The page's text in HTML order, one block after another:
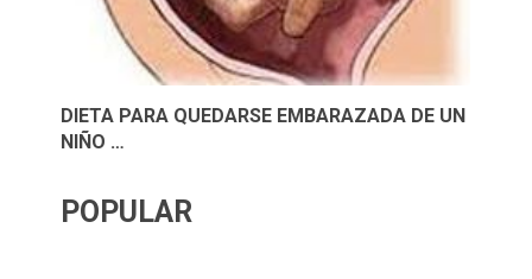
DIETA PARA QUEDARSE EMBARAZADA DE UN
NIÑO …
POPULAR